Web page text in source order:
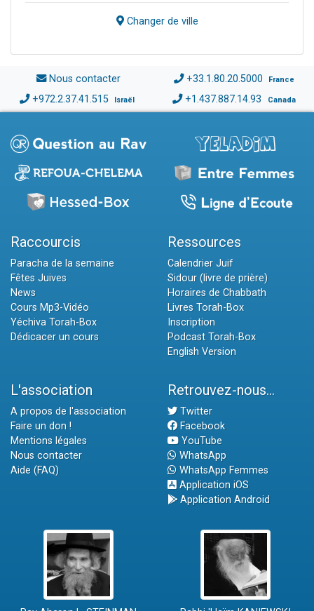
Changer de ville
Nous contacter +33.1.80.20.5000 France
+972.2.37.41.515 Israël +1.437.887.14.93 Canada
Raccourcis
Paracha de la semaine
Fêtes Juives
News
Cours Mp3-Vidéo
Yéchiva Torah-Box
Dédicacer un cours
Ressources
Calendrier Juif
Sidour (livre de prière)
Horaires de Chabbath
Livres Torah-Box
Inscription
Podcast Torah-Box
English Version
L'association
A propos de l'association
Faire un don !
Mentions légales
Nous contacter
Aide (FAQ)
Retrouvez-nous...
Twitter
Facebook
YouTube
WhatsApp
WhatsApp Femmes
Application iOS
Application Android